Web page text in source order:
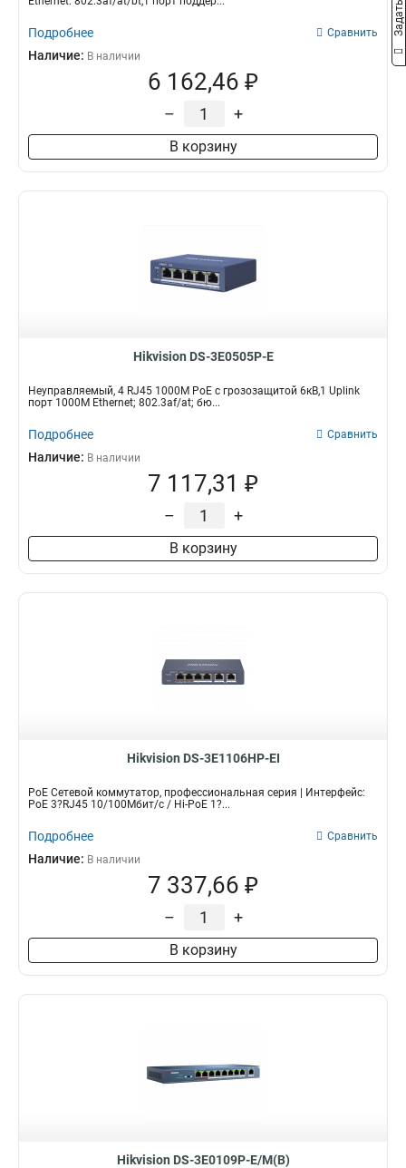
Подробнее Сравнить
Наличие: В наличии
6 162,46 ₽
– +
В корзину
Hikvision DS-3E0505P-E
Неуправляемый, 4 RJ45 1000M PoE с грозозащитой 6кВ,1 Uplink
порт 1000М Ethernet; 802.3af/at; бю...
Подробнее Сравнить
Наличие: В наличии
7 117,31 ₽
– +
В корзину
Hikvision DS-3E1106HP-EI
PoE Сетевой коммутатор, профессиональная серия | Интерфейс:
PoE 3?RJ45 10/100Мбит/с / Hi-PoE 1?...
Подробнее Сравнить
Наличие: В наличии
7 337,66 ₽
– +
В корзину
Hikvision DS-3E0109P-E/M(B)